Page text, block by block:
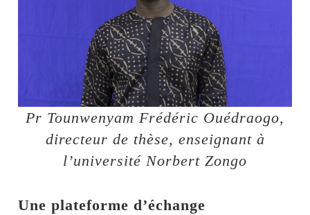
Pr Tounwenyam Frédéric Ouédraogo,
directeur de thèse, enseignant à
l’université Norbert Zongo
Une plateforme d’échange